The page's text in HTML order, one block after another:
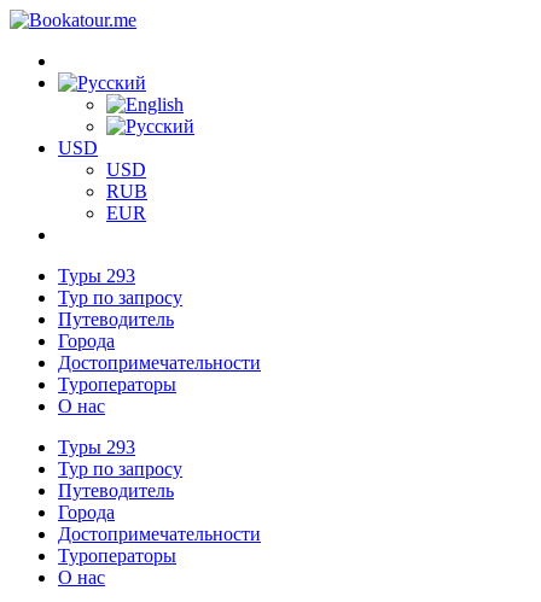
USD
USD
RUB
EUR
Туры 293
Тур по запросу
Путеводитель
Города
Достопримечательности
Туроператоры
О нас
Туры 293
Тур по запросу
Путеводитель
Города
Достопримечательности
Туроператоры
О нас